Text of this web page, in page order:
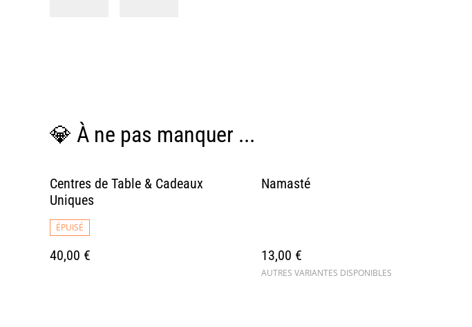
💎 À ne pas manquer ...
Centres de Table & Cadeaux
Uniques
ÉPUISÉ
40,00 €
Namasté
13,00 €
AUTRES VARIANTES DISPONIBLES